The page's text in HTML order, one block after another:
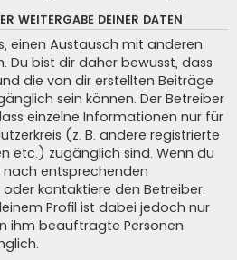
WEITERGABE DEINER DATEN
einen Austausch mit anderen
Du bist dir daher bewusst, dass
die von dir erstellten Beiträge
sein können. Der Betreiber
einzelne Informationen nur für
(z. B. andere registrierte
etc.) zugänglich sind. Wenn du
nach entsprechenden
kontaktiere den Betreiber.
Profil ist dabei jedoch nur
ihm beauftragte Personen